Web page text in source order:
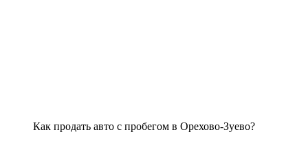
Как продать авто с пробегом в Орехово-Зуево?